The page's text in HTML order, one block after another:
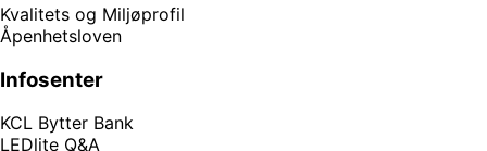
Kvalitets og Miljøprofil
Åpenhetsloven
Infosenter
KCL Bytter Bank
LEDlite Q&A